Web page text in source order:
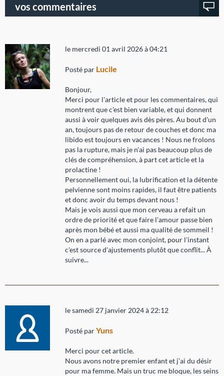
vos commentaires
le mercredi 01 avril 2026 à 04:21
Posté par Lucile
Bonjour,
Merci pour l'article et pour les commentaires, qui
montrent que c'est bien variable, et qui donnent
aussi à voir quelques avis dès pères. Au bout d'un
an, toujours pas de retour de couches et donc ma
libido est toujours en vacances ! Nous ne frolons
pas la rupture, mais je n'ai pas beaucoup plus de
clés de compréhension, à part cet article et la
prolactine !
Personnellement oui, la lubrification et la détente
pelvienne sont moins rapides, il faut être patients
et donc avoir du temps devant nous !
Mais je vois aussi que mon cerveau a refait un
ordre de priorité et que faire l'amour passe bien
après mon bébé et aussi ma qualité de sommeil !
On en a parlé avec mon conjoint, pour l'instant
c'est source d'ajustements plutôt que conflit... À
suivre...
le samedi 27 janvier 2024 à 22:12
Posté parYuns
Merci pour cet article.
Nous avons notre premier enfant et j’ai du désir
pour ma femme. Mais un truc me bloque, les seins